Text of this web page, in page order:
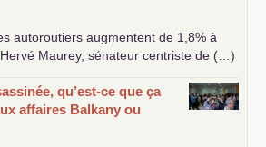
autoroutiers augmentent de 1,8% à
Maurey, sénateur centriste de (…)
qu’est-ce que ça
affaires Balkany ou